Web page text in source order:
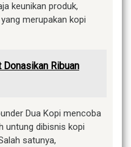
keunikan produk,
merupakan kopi
Donasikan Ribuan
Dua Kopi mencoba
untung dibisnis kopi
satunya,